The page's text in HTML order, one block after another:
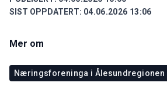
SIST OPPDATERT: 04.06.2026 13:06
Mer om
Næringsforeninga i Ålesundregionen